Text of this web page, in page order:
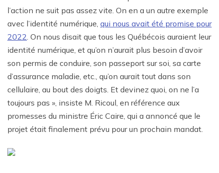
l’action ne suit pas assez vite. On en a un autre exemple
avec l’identité numérique, qui nous avait été promise pour
2022 . On nous disait que tous les Québécois auraient leur
identité numérique, et qu’on n’aurait plus besoin d’avoir
son permis de conduire, son passeport sur soi, sa carte
d’assurance maladie, etc., qu’on aurait tout dans son
cellulaire, au bout des doigts. Et devinez quoi, on ne l’a
toujours pas », insiste M. Ricoul, en référence aux
promesses du ministre Éric Caire, qui a annoncé que le
projet était finalement prévu pour un prochain mandat.